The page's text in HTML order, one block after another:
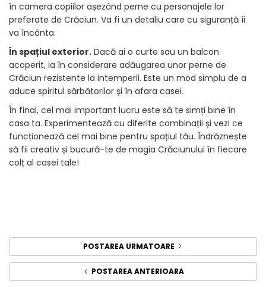
în camera copiilor așezând perne cu personajele lor
preferate de Crăciun. Va fi un detaliu care cu siguranță îi
va încânta.
În spațiul exterior. Dacă ai o curte sau un balcon
acoperit, ia în considerare adăugarea unor perne de
Crăciun rezistente la intemperii. Este un mod simplu de a
aduce spiritul sărbătorilor și în afara casei.
În final, cel mai important lucru este să te simți bine în
casa ta. Experimentează cu diferite combinații și vezi ce
funcționează cel mai bine pentru spațiul tău. Îndrăznește
să fii creativ și bucură-te de magia Crăciunului în fiecare
colț al casei tale!
POSTAREA URMATOARE
POSTAREA ANTERIOARA